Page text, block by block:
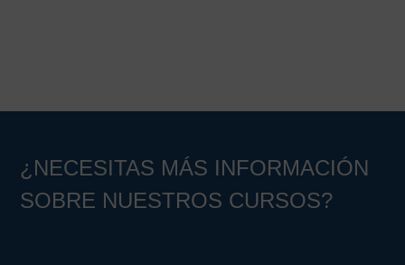
¿NECESITAS MÁS INFORMACIÓN
SOBRE NUESTROS CURSOS?